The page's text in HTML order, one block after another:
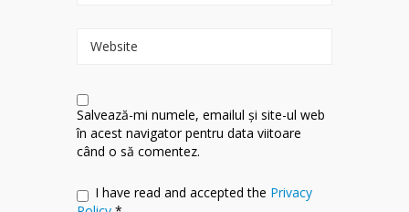
Website
Salvează-mi numele, emailul și site-ul web
în acest navigator pentru data viitoare
când o să comentez.
I have read and accepted the Privacy